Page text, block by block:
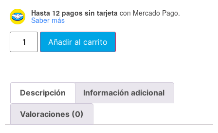
Hasta 12 pagos sin tarjeta con Mercado Pago.
Saber más
Añadir al carrito
Descripción Información adicional
Valoraciones (0)